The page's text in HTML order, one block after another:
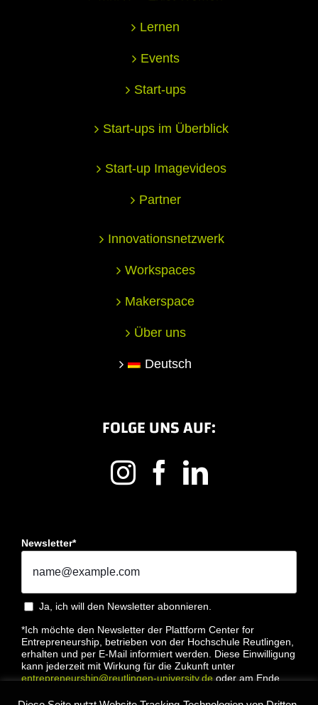
Lernen
Events
Start-ups
Start-ups im Überblick
Start-up Imagevideos
Partner
Innovationsnetzwerk
Workspaces
Makerspace
Über uns
Deutsch
FOLGE UNS AUF:
Newsletter*
Ja, ich will den Newsletter abonnieren.
*Ich möchte den Newsletter der Plattform Center for
Entrepreneurship, betrieben von der Hochschule Reutlingen,
erhalten und per E-Mail informiert werden. Diese Einwilligung
kann jederzeit mit Wirkung für die Zukunft unter
entrepreneurship@reutlingen-university.deoder am Ende
Datenschutzbestimmung